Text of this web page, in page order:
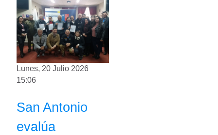
Lunes, 20 Julio 2026
15:06
San Antonio
evalúa